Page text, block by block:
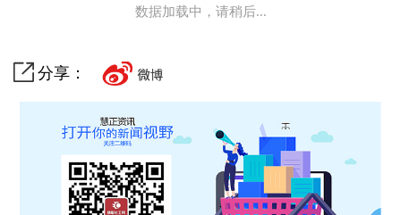
数据加载中，请稍后...
分享：